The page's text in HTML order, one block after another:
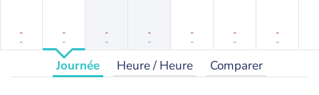
-
-
-
-
-
-
-
-
-
-
-
-
-
-
Journée Heure / Heure Comparer